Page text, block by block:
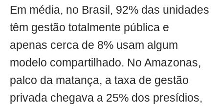
Em média, no Brasil, 92% das unidades
têm gestão totalmente pública e
apenas cerca de 8% usam algum
modelo compartilhado. No Amazonas,
palco da matança, a taxa de gestão
privada chegava a 25% dos presídios,